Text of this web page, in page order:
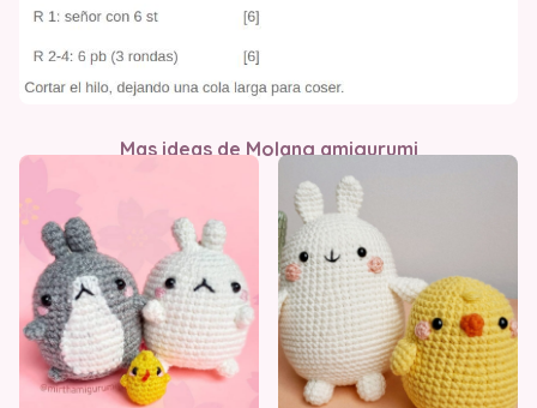
Mas ideas de Molang amigurumi